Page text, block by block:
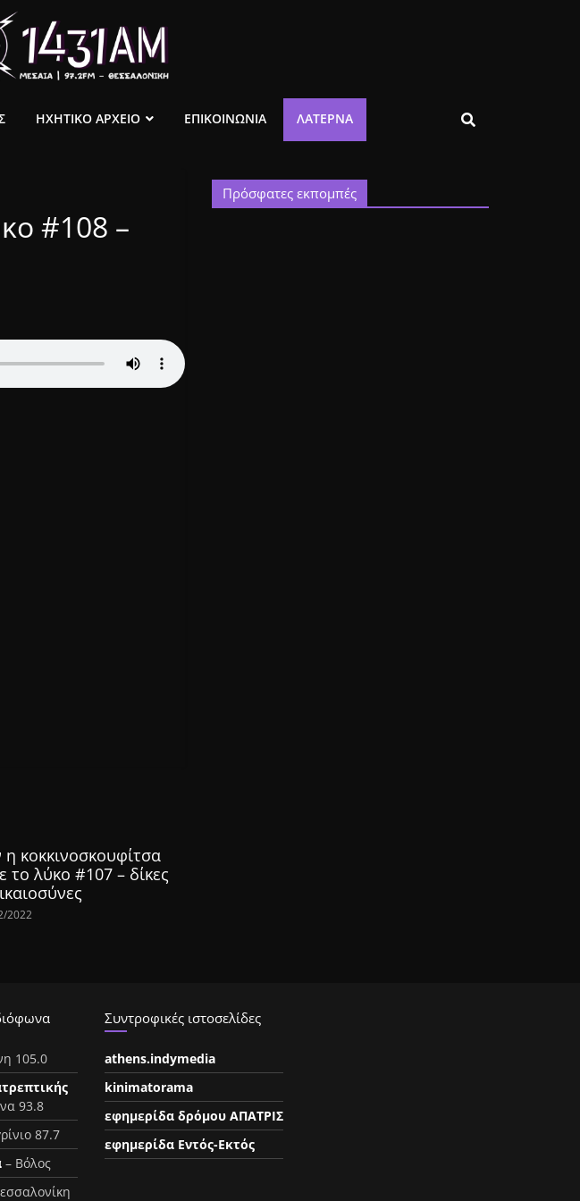
ΗΧΗΤΙΚΟ ΑΡΧΕΙΟ ΕΠΙΚΟΙΝΩΝΙΑ ΛΑΤΈΡΝΑ
#108 –
κοκκινοσκουφίτσα
το λύκο #107 – δίκες
2022
Πρόσφατες εκπομπές
105.0
93.8
87.7
– Βόλος
Συντροφικές ιστοσελίδες
athens.indymedia
kinimatorama
εφημερίδα δρόμου ΑΠΑΤΡΙΣ
εφημερίδα Εντός-Εκτός